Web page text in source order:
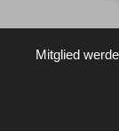
Mitglied